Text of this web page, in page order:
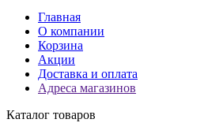
Главная
О компании
Корзина
Акции
Доставка и оплата
Адреса магазинов
Каталог товаров